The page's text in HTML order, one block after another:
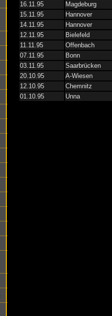
16.11.95
Magdeburg
15.11.95
Hannover
14.11.95
Hannover
12.11.95
Bielefeld
11.11.95
Offenbach
07.11.95
Bonn
03.11.95
Saarbrücken
20.10.95
A-Wiesen
12.10.95
Chemnitz
01.10.95
Unna